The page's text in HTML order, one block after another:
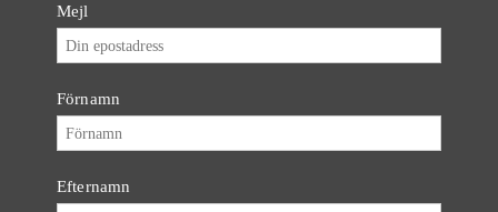
Mejl
Förnamn
Efternamn